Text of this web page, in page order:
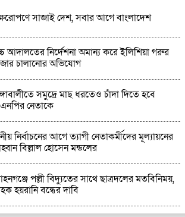
বস্তাবন্দি মরদেহ সনাক্ত,স্কুল ছাত্র হত্যার
সাজাই দেশ, সবার আগে বাংলাদেশ
আদালতের নির্দেশনা অমান্য করে ইলিশিয়া গরুর
চালানোর অভিযোগ
সমু‌দ্রে মাছ ধরতেও চাঁদা দি‌তে হ‌বে
নেতাকে
নির্বাচনের আগে ত্যাগী নেতাকর্মীদের মূল্যায়নের
বিল্লাল হোসেন মন্ডলের
পল্লী বিদ্যুতের সাথে ছাত্রদলের মতবিনিময়,
হয়রানি বন্ধের দাবি